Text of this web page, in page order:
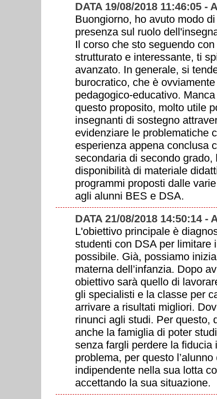
DATA 19/08/2018 11:46:05 -
Buongiorno, ho avuto modo
presenza sul ruolo
Il corso che sto seguendo
strutturato e interessante, ti
avanzato. In generale, si
burocratico, che è
pedagogico-educativo.
questo proposito, molto utile
insegnanti di sostegno
evidenziare le problematiche
esperienza appena conclusa
secondaria di secondo
disponibilità di materiale
programmi proposti dalle
agli alunni BES e DSA.
DATA 21/08/2018 14:50:14 -
L'obiettivo principale è
studenti con DSA per limitare
possibile. Già, possiamo
materna dell’infanzia. Dopo
obiettivo sarà quello di
gli specialisti e la classe per
arrivare a risultati migliori.
rinunci agli studi. Per questo,
anche la famiglia di poter
senza fargli perdere la
problema, per questo
indipendente nella sua lotta
accettando la sua situazione.